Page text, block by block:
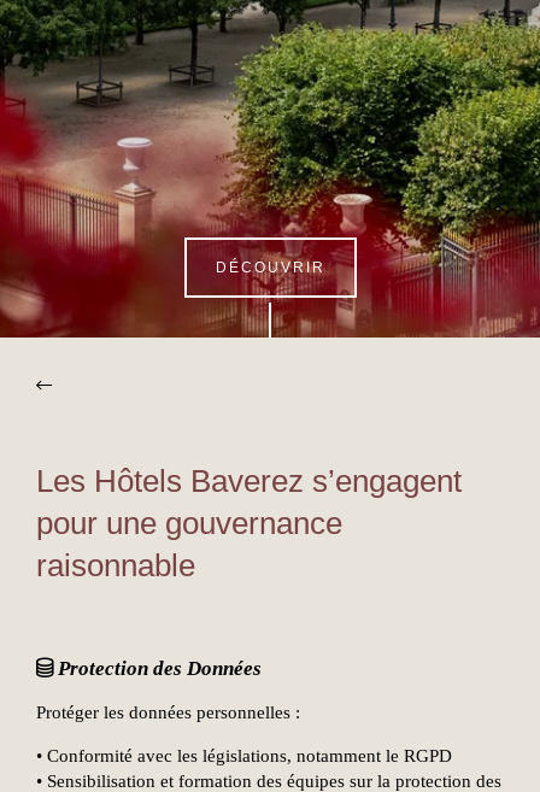
DÉCOUVRIR
Les Hôtels Baverez s’engagent
pour une gouvernance
raisonnable
Protection des Données
Protéger les données personnelles :
• Conformité avec les législations, notamment le RGPD
• Sensibilisation et formation des équipes sur la protection des